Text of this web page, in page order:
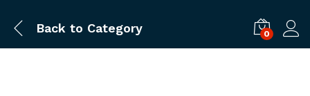
Back to Category 0